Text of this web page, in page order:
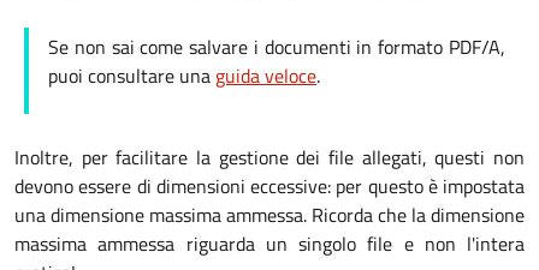
Se non sai come salvare i documenti in formato PDF/A,
puoi consultare una guida veloce.
Inoltre, per facilitare la gestione dei file allegati, questi non
devono essere di dimensioni eccessive: per questo è impostata
una dimensione massima ammessa. Ricorda che la dimensione
massima ammessa riguarda un singolo file e non l'intera